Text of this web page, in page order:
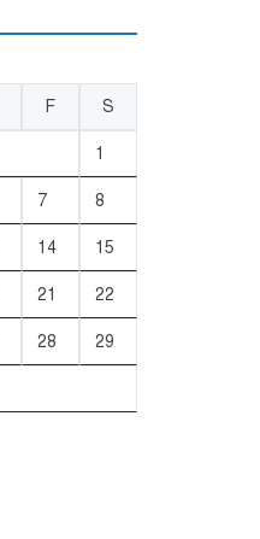
F S
1
7 8
14 15
21 22
28 29